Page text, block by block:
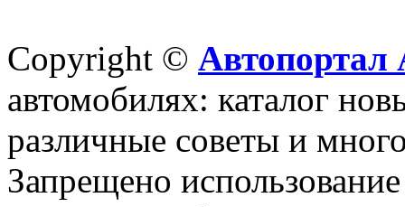
Copyright © Автопортал
автомобилях: каталог
различные советы и
Запрещено